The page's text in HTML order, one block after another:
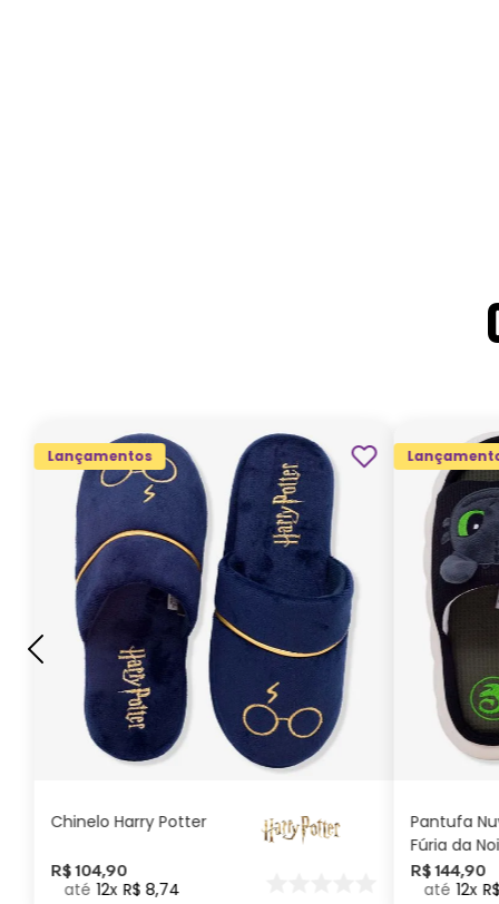
Lançamentos
Chinelo Harry Potter
R$ 104,90
12 R$ 8,74
G GG M P
ADICIONAR AO
CARRINHO
Pantufa
Fúria da
Como
seu Dragão
R$ 144,90
12 R$